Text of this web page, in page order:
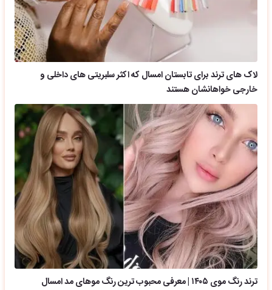
لاک های ترند برای تابستان امسال که اکثر سلبریتی های داخلی و
خارجی خواهانشان هستند
ترند رنگ موی ۱۴۰۵ | معرفی محبوب ترین رنگ موهای مد امسال